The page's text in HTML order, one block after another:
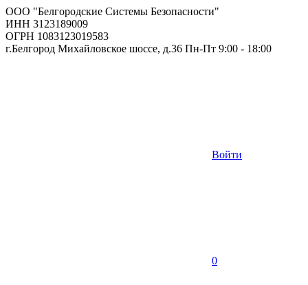
ООО "Белгородские Системы Безопасности"
ИНН 3123189009
ОГРН 1083123019583
г.Белгород Михайловское шоссе, д.36 Пн-Пт 9:00 - 18:00
Войти
0